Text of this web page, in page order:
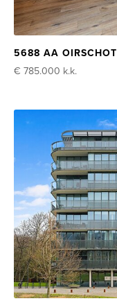
5688 AA OIRSCHOT
€ 785.000 k.k.